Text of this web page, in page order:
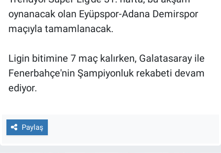
oynanacak olan Eyüpspor-Adana Demirspor
maçıyla tamamlanacak.
Ligin bitimine 7 maç kalırken, Galatasaray ile
Fenerbahçe'nin Şampiyonluk rekabeti devam
ediyor.
Paylaş
Nedir
Popüler
Programlar
Sağlık
Teknoloji